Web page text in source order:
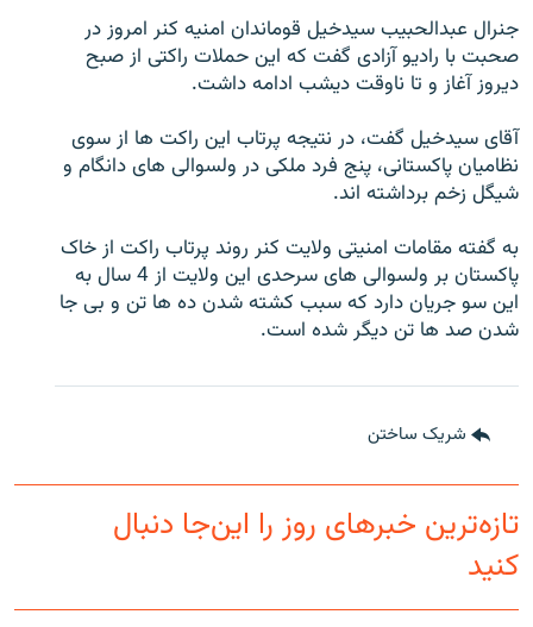
بحران مهاجرت
'کووید-۱۹'
تماس
صفحه پشتو
Azadi English
به ما بپیوندید
همۀ سایت‌های رادیو آزادی/ رادیو اروپای آزاد
جنرال عبدالحبیب سیدخیل قوماندان امنیه کنر امروز در
صحبت با رادیو آزادی گفت که این حملات راکتی از صبح
دیروز آغاز و تا ناوقت دیشب ادامه داشت.
آقای سیدخیل گفت، در نتیجه پرتاب این راکت ها از سوی
نظامیان پاکستانی، پنج فرد ملکی در ولسوالی های دانگام و
شیگل زخم برداشته اند.
به گفته مقامات امنیتی ولایت کنر روند پرتاب راکت از خاک
پاکستان بر ولسوالی های سرحدی این ولایت از 4 سال به
این سو جریان دارد که سبب کشته شدن ده ها تن و بی جا
شدن صد ها تن دیگر شده است.
شریک ساختن
تازه‌ترین خبرهای روز را این‌جا دنبال
کنید